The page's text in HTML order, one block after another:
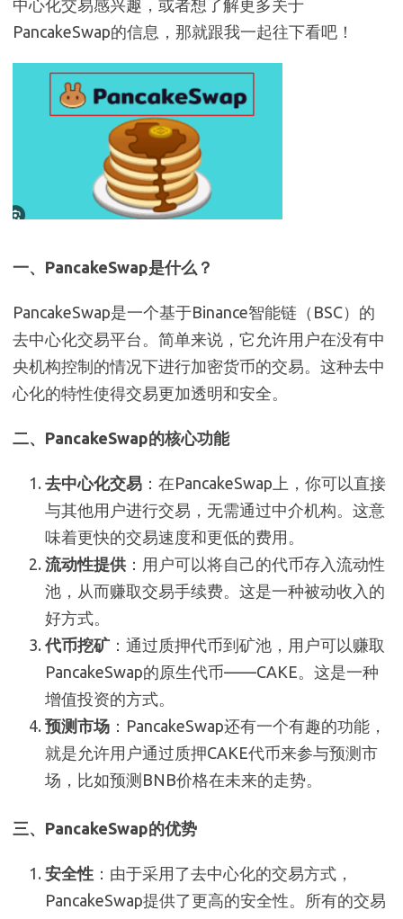
中心化交易感兴趣，或者想了解更多关于
PancakeSwap的信息，那就跟我一起往下看吧！
一、PancakeSwap是什么？
PancakeSwap是一个基于Binance智能链（BSC）的
去中心化交易平台。简单来说，它允许用户在没有中
央机构控制的情况下进行加密货币的交易。这种去中
心化的特性使得交易更加透明和安全。
二、PancakeSwap的核心功能
去中心化交易 ：在PancakeSwap上，你可以直接
与其他用户进行交易，无需通过中介机构。这意
味着更快的交易速度和更低的费用。
流动性提供：用户可以将自己的代币存入流动性
池，从而赚取交易手续费。这是一种被动收入的
好方式。
代币挖矿 ：通过质押代币到矿池，用户可以赚取
PancakeSwap的原生代币——CAKE。这是一种
增值投资的方式。
预测市场 ：PancakeSwap还有一个有趣的功能，
就是允许用户通过质押CAKE代币来参与预测市
场，比如预测BNB价格在未来的走势。
三、PancakeSwap的优势
安全性 ：由于采用了去中心化的交易方式，
PancakeSwap提供了更高的安全性。所有的交易